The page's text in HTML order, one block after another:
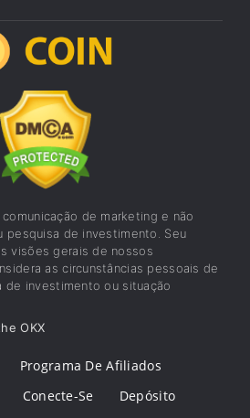
de marketing e não
pesquisa de investimento. Seu
visões gerais de nossos
as circunstâncias pessoais de
de investimento ou situação
OKX
Programa De Afiliados
Conecte-Se
Depósito